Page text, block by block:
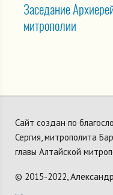
Заседание
митрополии
Сайт создан по
Сергия, митрополита
главы Алтайской
© 2015-2022,